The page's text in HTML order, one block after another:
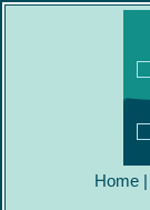
Home |